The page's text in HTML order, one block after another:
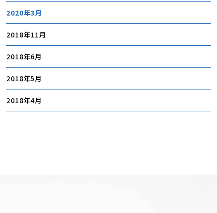
2020年3月
2018年11月
2018年6月
2018年5月
2018年4月